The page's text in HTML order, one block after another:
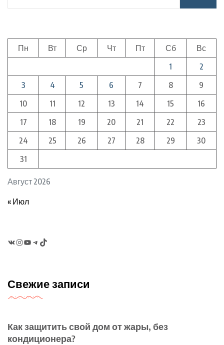
Август 2026
Пн Вт Ср Чт Пт Сб
Вс
1
2
3
4 5 6 7 8
9
10
11 12 13 14 15
16
17
18 19 20 21 22
23
24
25 26 27 28 29
30
31
« Июл
Instagram
YouTubeTelegram
TikTok
Свежие записи
Как защитить свой дом от жары, без
кондиционера?